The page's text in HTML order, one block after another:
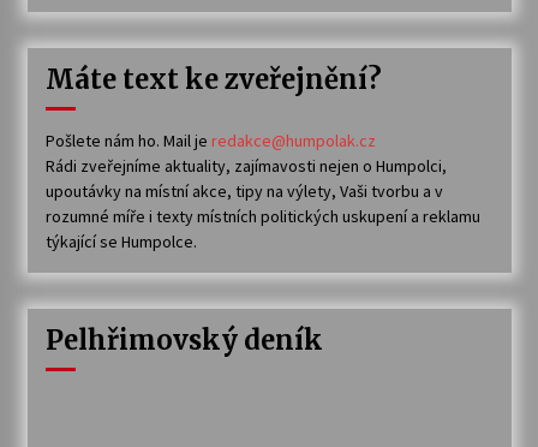
Máte text ke zveřejnění?
Pošlete nám ho. Mail je redakce@humpolak.cz
Rádi zveřejníme aktuality, zajímavosti nejen o Humpolci,
upoutávky na místní akce, tipy na výlety, Vaši tvorbu a v
rozumné míře i texty místních politických uskupení a reklamu
týkající se Humpolce.
Pelhřimovský deník